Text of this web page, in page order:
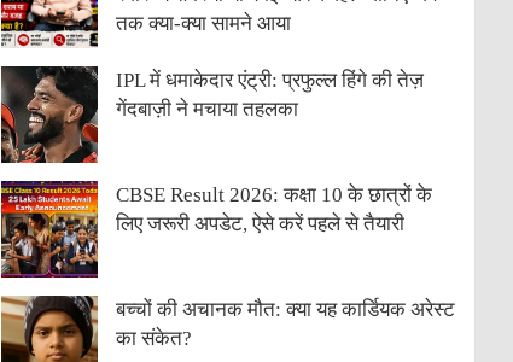
तक क्या-क्या सामने आया
IPL में धमाकेदार एंट्री: प्रफुल्ल हिंगे की तेज़
गेंदबाज़ी ने मचाया तहलका
CBSE Result 2026: कक्षा 10 के छात्रों के
लिए जरूरी अपडेट, ऐसे करें पहले से तैयारी
बच्चों की अचानक मौत: क्या यह कार्डियक अरेस्ट
का संकेत?